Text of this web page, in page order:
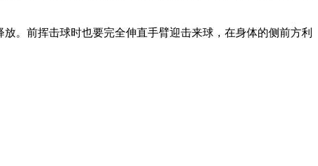
。前挥击球时也要完全伸直手臂迎击来球，在身体的侧前方利